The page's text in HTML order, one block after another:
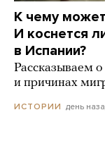
К чему
И коснется
в Испании?
Рассказываем
и причинах
ИСТОРИИ день